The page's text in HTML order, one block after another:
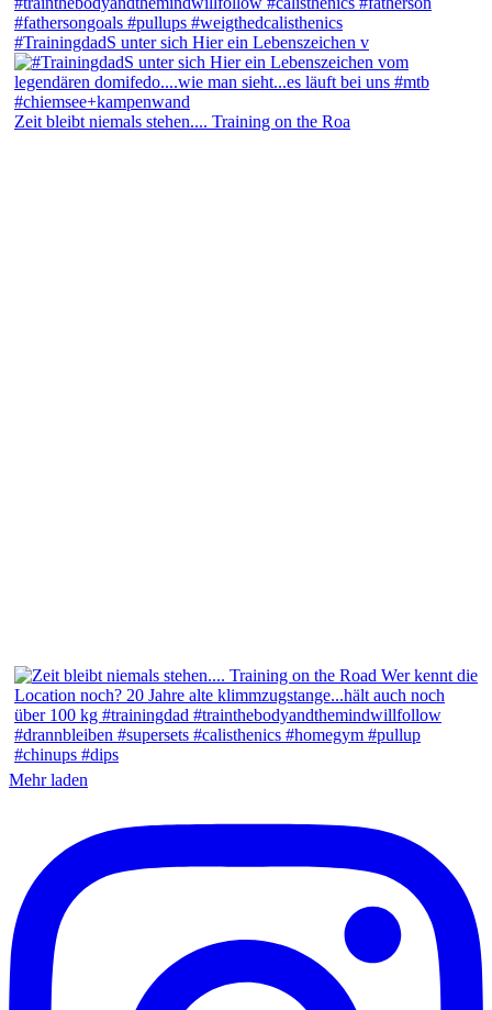
#TrainingdadS unter sich Hier ein Lebenszeichen v
Zeit bleibt niemals stehen.... Training on the Roa
Mehr laden